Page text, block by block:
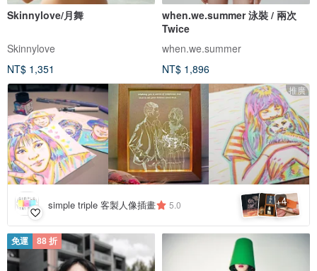
Skinnylove/月舞
Skinnylove
NT$ 1,351
when.we.summer 泳裝 / 兩次
Twice
when.we.summer
NT$ 1,896
推廣
simple triple 客製人像插畫 5.0 +4
免運 88 折